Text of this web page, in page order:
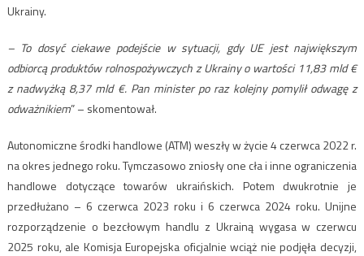
Ukrainy.
– To dosyć ciekawe podejście w sytuacji, gdy UE jest największym
odbiorcą produktów rolnospożywczych z Ukrainy o wartości 11,83 mld €
z nadwyżką 8,37 mld €. Pan minister po raz kolejny pomylił odwagę z
odważnikiem” – skomentował.
Autonomiczne środki handlowe (ATM) weszły w życie 4 czerwca 2022 r.
na okres jednego roku. Tymczasowo zniosły one cła i inne ograniczenia
handlowe dotyczące towarów ukraińskich. Potem dwukrotnie je
przedłużano – 6 czerwca 2023 roku i 6 czerwca 2024 roku. Unijne
rozporządzenie o bezcłowym handlu z Ukrainą wygasa w czerwcu
2025 roku, ale Komisja Europejska oficjalnie wciąż nie podjęła decyzji,